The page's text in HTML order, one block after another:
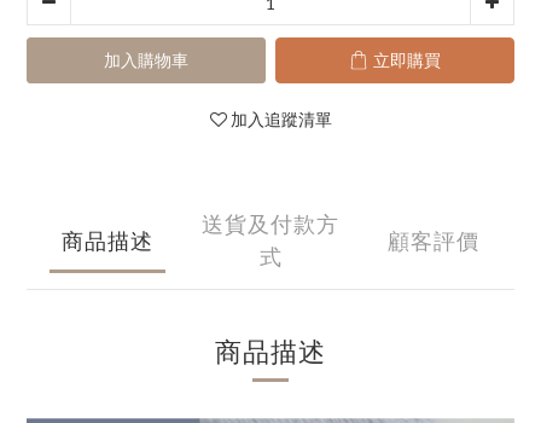
加入購物車 立即購買
加入追蹤清單
商品描述
送貨及付款方
式
顧客評價
商品描述